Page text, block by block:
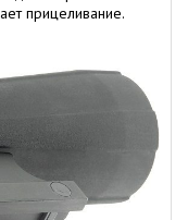
прицеливание.